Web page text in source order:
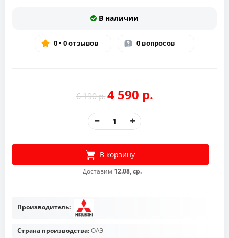
В наличии
0 • 0 отзывов 0 вопросов
6 190 р.4 590 р.
В корзину
Доставим 12.08, ср.
Производитель:
Страна производства:ОАЭ